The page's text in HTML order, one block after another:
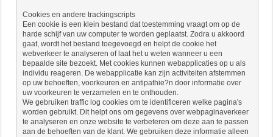
Cookies en andere trackingscripts
Een cookie is een klein bestand dat toestemming vraagt ​​om op de
harde schijf van uw computer te worden geplaatst. Zodra u akkoord
gaat, wordt het bestand toegevoegd en helpt de cookie het
webverkeer te analyseren of laat het u weten wanneer u een
bepaalde site bezoekt. Met cookies kunnen webapplicaties op u als
individu reageren. De webapplicatie kan zijn activiteiten afstemmen
op uw behoeften, voorkeuren en antipathie?n door informatie over
uw voorkeuren te verzamelen en te onthouden.
We gebruiken traffic log cookies om te identificeren welke pagina's
worden gebruikt. Dit helpt ons om gegevens over webpaginaverkeer
te analyseren en onze website te verbeteren om deze aan te passen
aan de behoeften van de klant. We gebruiken deze informatie alleen